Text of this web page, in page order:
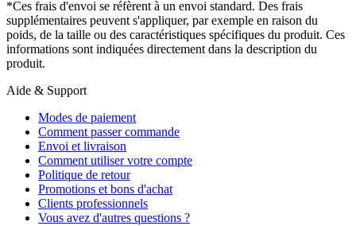
*Ces frais d'envoi se réfèrent à un envoi standard. Des frais
supplémentaires peuvent s'appliquer, par exemple en raison du
poids, de la taille ou des caractéristiques spécifiques du produit. Ces
informations sont indiquées directement dans la description du
produit.
Aide & Support
Modes de paiement
Comment passer commande
Envoi et livraison
Comment utiliser votre compte
Politique de retour
Promotions et bons d'achat
Clients professionnels
Vous avez d'autres questions ?